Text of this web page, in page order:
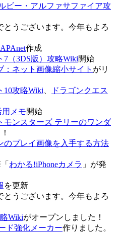
ビー・アルファサファイア攻
うございます。今年もよろ
作成
7（3DS版）攻略Wiki開始
：ネット画像縮小サイト がリ
10攻略Wiki
ドラゴンクエス
用メモ開始
モンスターズ テリーのワンダ
のプレイ画像を入手する方法
わかる!iPhoneカメラ 」が発
を更新
うございます。今年もよろ
Wikiがオープンしました！
ド強化メーカー作りました。